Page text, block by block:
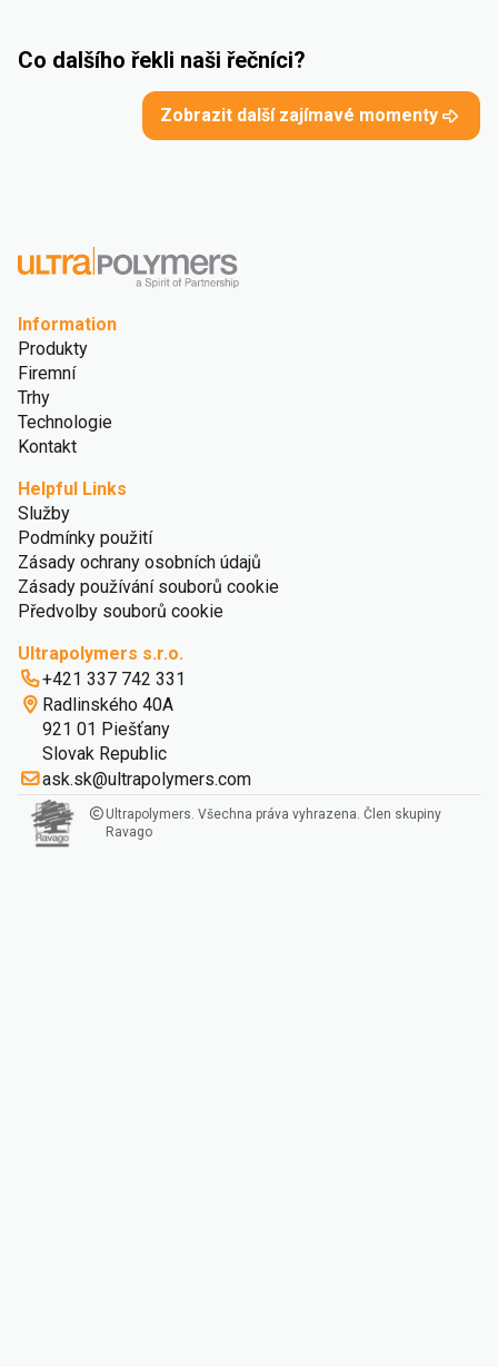
Co dalšího řekli naši řečníci?
Zobrazit další zajímavé momenty
Information
Produkty
Firemní
Trhy
Technologie
Kontakt
Helpful Links
Služby
Podmínky použití
Zásady ochrany osobních údajů
Zásady používání souborů cookie
Předvolby souborů cookie
Ultrapolymers s.r.o.
+421 337 742 331
Radlinského 40A
921 01 Piešťany
Slovak Republic
ask.sk@ultrapolymers.com
Ultrapolymers. Všechna práva vyhrazena. Člen skupiny
Ravago